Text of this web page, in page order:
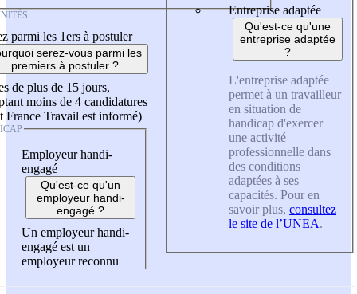
parmi les 1ers à postuler
serez-vous parmi les
premiers à postuler ?
de plus de 15 jours,
moins de 4 candidatures
France Travail est informé)
Employeur handi-
engagé
Qu'est-ce qu'un
employeur handi-
engagé ?
Un employeur handi-
engagé est un
employeur reconnu
Entreprise adaptée
Qu'est-ce qu'une
entreprise adaptée
?
L'entreprise adaptée
permet à un travailleur
en situation de
handicap d'exercer
une activité
professionnelle dans
des conditions
adaptées à ses
capacités. Pour en
savoir plus, consultez
le site de l’UNEA.